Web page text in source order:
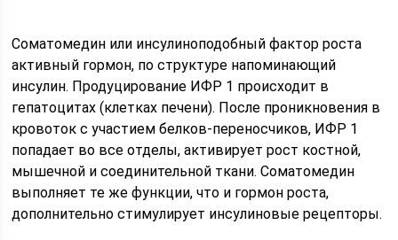
Соматомедин или инсулиноподобный фактор роста
активный гормон, по структуре напоминающий
инсулин. Продуцирование ИФР 1 происходит в
гепатоцитах (клетках печени). После проникновения в
кровоток с участием белков-переносчиков, ИФР 1
попадает во все отделы, активирует рост костной,
мышечной и соединительной ткани. Соматомедин
выполняет те же функции, что и гормон роста,
дополнительно стимулирует инсулиновые рецепторы.